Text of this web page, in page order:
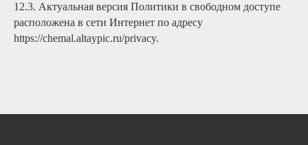
12.3. Актуальная версия Политики в свободном доступе
расположена в сети Интернет по адресу
https://chemal.altaypic.ru/privacy.